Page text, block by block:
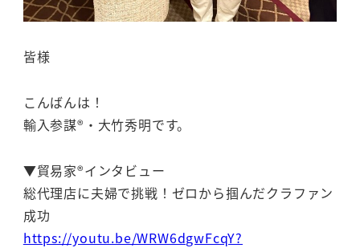
皆様
こんばんは！
輸入参謀®・大竹秀明です。
▼貿易家®インタビュー
総代理店に夫婦で挑戦！ゼロから掴んだクラファン
成功
https://youtu.be/WRW6dgwFcqY?